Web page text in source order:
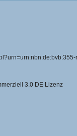
3.0 DE Lizenz